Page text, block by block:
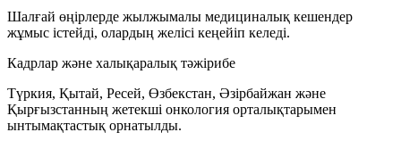
Шалғай өңірлерде жылжымалы медициналық кешендер
жұмыс істейді, олардың желісі кеңейіп келеді.
Кадрлар және халықаралық тәжірибе
Түркия, Қытай, Ресей, Өзбекстан, Әзірбайжан және
Қырғызстанның жетекші онкология орталықтарымен
ынтымақтастық орнатылды.